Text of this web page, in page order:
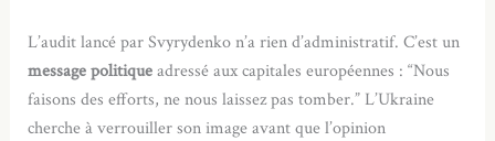
L’audit lancé par Svyrydenko n’a rien d’administratif. C’est un
message politiqueadressé aux capitales européennes : “Nous
faisons des efforts, ne nous laissez pas tomber.” L’Ukraine
cherche à verrouiller son image avant que l’opinion